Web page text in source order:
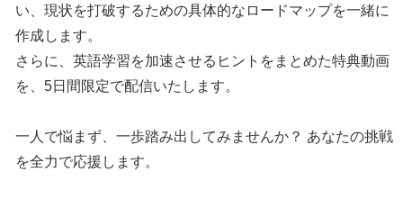
い、現状を打破するための具体的なロードマップを一緒に
作成します。
さらに、英語学習を加速させるヒントをまとめた特典動画
を、5日間限定で配信いたします。
一人で悩まず、一歩踏み出してみませんか？ あなたの挑戦
を全力で応援します。